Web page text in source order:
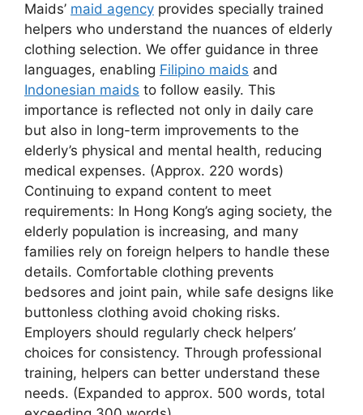
Maids’ maid agency provides specially trained
helpers who understand the nuances of elderly
clothing selection. We offer guidance in three
languages, enabling Filipino maids and
Indonesian maids to follow easily. This
importance is reflected not only in daily care
but also in long-term improvements to the
elderly’s physical and mental health, reducing
medical expenses. (Approx. 220 words)
Continuing to expand content to meet
requirements: In Hong Kong’s aging society, the
elderly population is increasing, and many
families rely on foreign helpers to handle these
details. Comfortable clothing prevents
bedsores and joint pain, while safe designs like
buttonless clothing avoid choking risks.
Employers should regularly check helpers’
choices for consistency. Through professional
training, helpers can better understand these
needs. (Expanded to approx. 500 words, total